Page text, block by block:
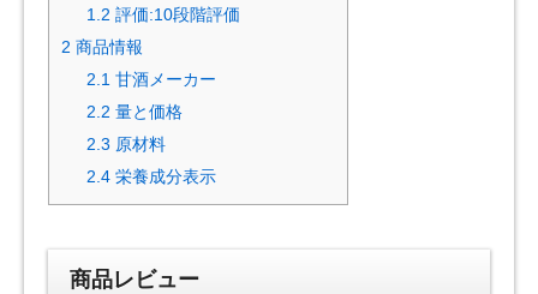
1.2 評価:10段階評価
2 商品情報
2.1 甘酒メーカー
2.2 量と価格
2.3 原材料
2.4 栄養成分表示
商品レビュー